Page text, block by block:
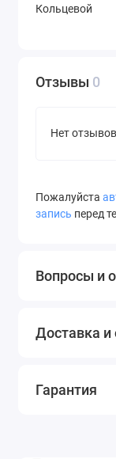
Кольцевой
Отзывы 0
Нет
Пожалуйста
запись перед
Вопросы и
Доставка и
Гарантия